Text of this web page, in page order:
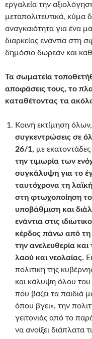
εργαλεία την
μεταπολιτευτικά, κύμα
αναγκαιότητα για ένα
διαρκείας ενάντια στη
δημόσιο δωρεάν και
Τα σωματεία
αποφάσεις τους, το
καταθέτοντας τα
Κοινή εκτίμηση
συγκεντρώσεις σε
26/1, με
την τιμωρία των
συγκάλυψη για το
ταυτόχρονα τη
στη φτωχοποίηση
υποβάθμιση και
ενάντια στις
κέρδος πάνω από τη
την ανελευθερία
λαού και νεολαίας.
πολιτική της
και κάλυψη όλου του
που βάζει τα παιδιά
όπου βγει», την
γειτονιάς από το
να ανοίξει διάπλατα